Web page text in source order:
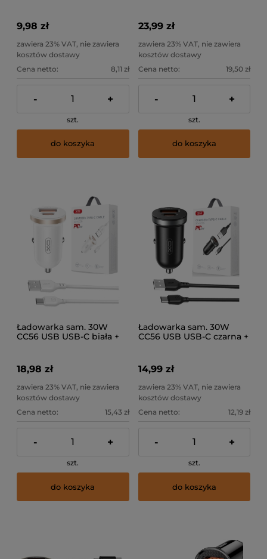
9,98 zł
zawiera 23% VAT, nie zawiera
kosztów dostawy
Cena netto:
8,11 zł
- +
szt.
do koszyka
23,99 zł
zawiera 23% VAT, nie zawiera
kosztów dostawy
Cena netto:
19,50 zł
- +
szt.
do koszyka
Ładowarka sam. 30W
CC56 USB USB-C biała +
18,98 zł
zawiera 23% VAT, nie zawiera
kosztów dostawy
Cena netto:
15,43 zł
- +
szt.
do koszyka
Ładowarka sam. 30W
CC56 USB USB-C czarna +
14,99 zł
zawiera 23% VAT, nie zawiera
kosztów dostawy
Cena netto:
12,19 zł
- +
szt.
do koszyka